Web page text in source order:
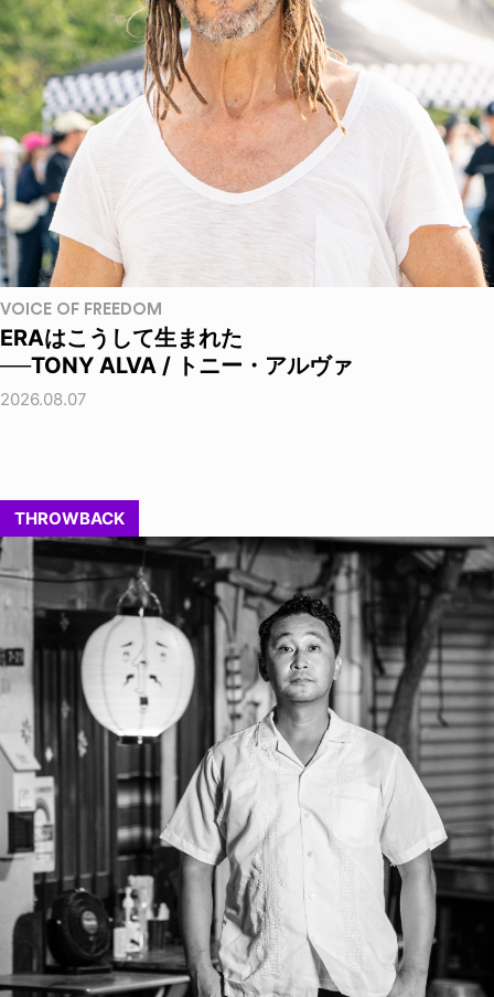
VOICE OF FREEDOM
ERAはこうして生まれた
──TONY ALVA / トニー・アルヴァ
2026.08.07
THROWBACK